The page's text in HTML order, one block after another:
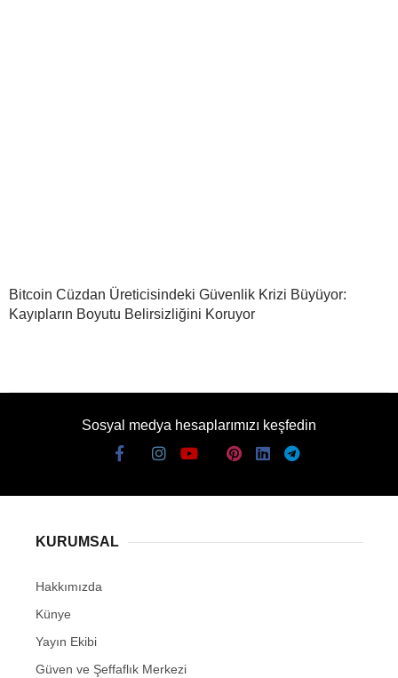
Bitcoin Cüzdan Üreticisindeki Güvenlik Krizi Büyüyor:
Kayıpların Boyutu Belirsizliğini Koruyor
Sosyal medya hesaplarımızı keşfedin
KURUMSAL
Hakkımızda
Künye
Yayın Ekibi
Güven ve Şeffaflık Merkezi